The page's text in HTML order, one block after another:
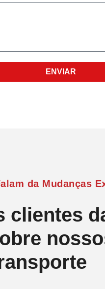
ENVIAR
da Mudanças
clientes